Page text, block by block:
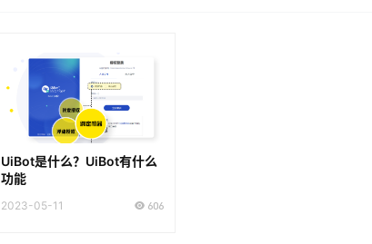
UiBot是什么？UiBot有什么
功能
2023-05-11 606